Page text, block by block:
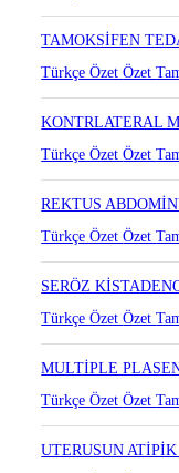
TAMOKSİFEN
Türkçe ÖzetÖzet
KONTRLATERAL
Türkçe ÖzetÖzet
REKTUS
Türkçe ÖzetÖzet
SERÖZ
Türkçe ÖzetÖzet
MULTİPLE
Türkçe ÖzetÖzet
UTERUSUN